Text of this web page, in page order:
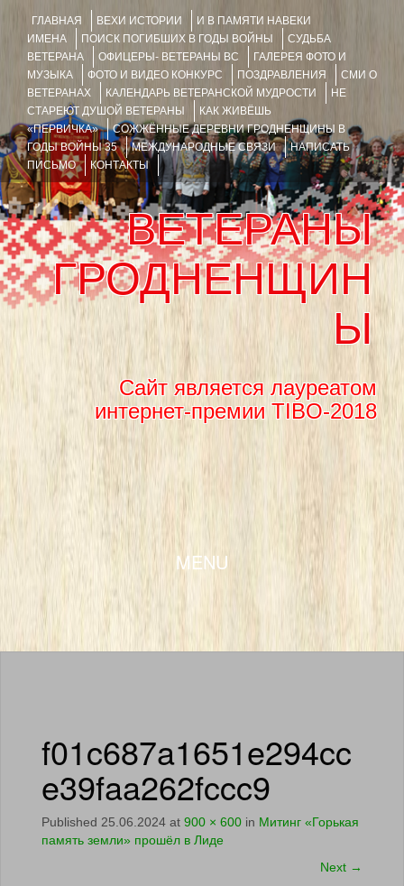
ГЛАВНАЯ ВЕХИ ИСТОРИИ
И В ПАМЯТИ НАВЕКИ
ИМЕНА
ПОИСК ПОГИБШИХ В ГОДЫ ВОЙНЫ
СУДЬБА
ВЕТЕРАНА
ОФИЦЕРЫ- ВЕТЕРАНЫ ВС
ГАЛЕРЕЯ ФОТО И
МУЗЫКА
ФОТО И ВИДЕО КОНКУРС ПОЗДРАВЛЕНИЯ
СМИ О
ВЕТЕРАНАХ
КАЛЕНДАРЬ ВЕТЕРАНСКОЙ МУДРОСТИ
НЕ
СТАРЕЮТ ДУШОЙ ВЕТЕРАНЫ
КАК ЖИВЁШЬ
«ПЕРВИЧКА»
СОЖЖЁННЫЕ ДЕРЕВНИ ГРОДНЕНЩИНЫ В
ГОДЫ ВОЙНЫ 35
МЕЖДУНАРОДНЫЕ СВЯЗИ
НАПИСАТЬ
ПИСЬМО
КОНТАКТЫ
ВЕТЕРАНЫ
ГРОДНЕНЩИН
Ы
Сайт является лауреатом
интернет-премии TIBO-2018
MENU
SKIP TO CONTENT
f01c687a1651e294cc
e39faa262fccc9
Published 25.06.2024 at 900 × 600 in Митинг «Горькая
память земли» прошёл в Лиде
Next →